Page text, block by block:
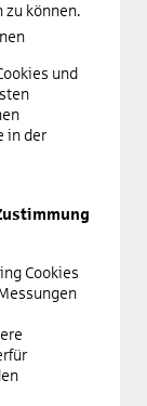
zu können.
und
in der
Cookies